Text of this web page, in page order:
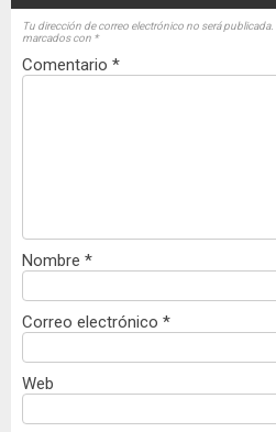
Tu dirección de correo electrónico no será publicada.
marcados con *
Comentario *
Nombre *
Correo electrónico *
Web